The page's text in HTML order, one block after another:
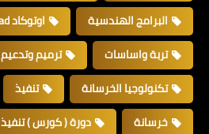
البرامج الهندسية
اوتوكاد autocad
تربة واساسات
ترميم وتدعيم
تكنولوجيا الخرسانة
تنفيذ
خرسانة
دورة ( كورس ) تنفيذ